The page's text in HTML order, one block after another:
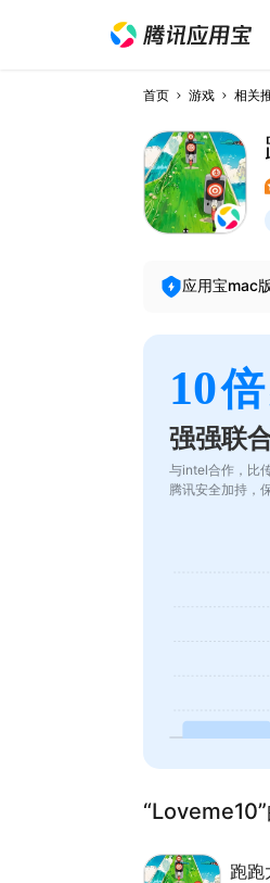
首页 游戏 相关
应用宝mac
10倍
强强联
与intel合作，比
腾讯安全加持，
跑跑